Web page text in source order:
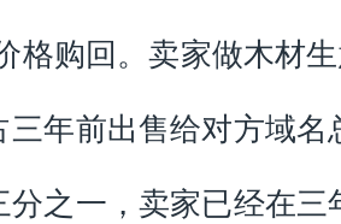
格购回。卖家做木材
三年前出售给对方域名
分之一，卖家已经在三